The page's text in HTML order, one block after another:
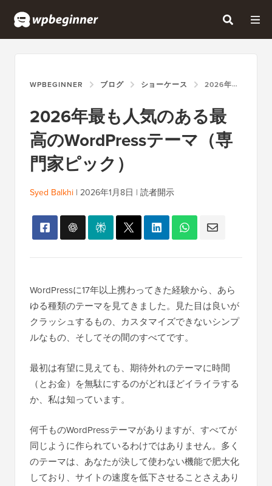
WPBEGINNER ブログ ショーケース 2026年最も人気のある最高のWORDPRESSテーマ（専門家ピック）
2026年最も人気のある最
高のWordPressテーマ（専
門家ピック）
Syed Balkhi | 2026年1月8日 | 読者開示
WordPressに17年以上携わってきた経験から、あら
ゆる種類のテーマを見てきました。見た目は良いが
クラッシュするもの、カスタマイズできないシンプ
ルなもの、そしてその間のすべてです。
最初は有望に見えても、期待外れのテーマに時間
（とお金）を無駄にするのがどれほどイライラする
か、私は知っています。
何千ものWordPressテーマがありますが、すべてが
同じように作られているわけではありません。多く
のテーマは、あなたが決して使わない機能で肥大化
しており、サイトの速度を低下させることさえあり